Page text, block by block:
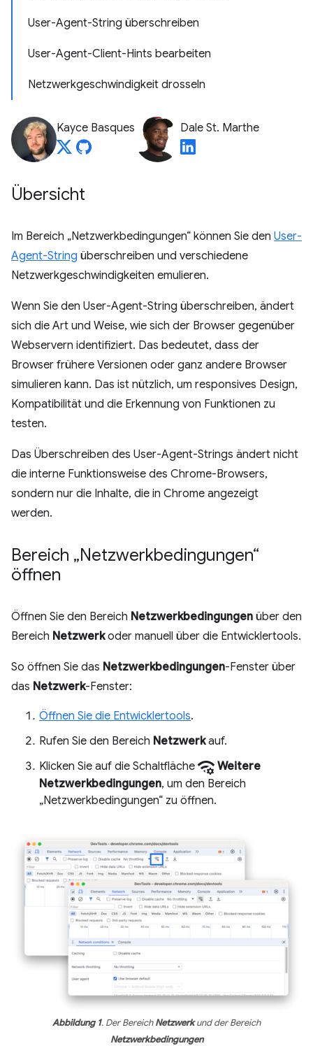
User-Agent-String überschreiben
User-Agent-Client-Hints bearbeiten
Netzwerkgeschwindigkeit drosseln
Kayce Basques Dale St. Marthe
Übersicht
Im Bereich „Netzwerkbedingungen“ können Sie den User-
Agent-String überschreiben und verschiedene
Netzwerkgeschwindigkeiten emulieren.
Wenn Sie den User-Agent-String überschreiben, ändert
sich die Art und Weise, wie sich der Browser gegenüber
Webservern identifiziert. Das bedeutet, dass der
Browser frühere Versionen oder ganz andere Browser
simulieren kann. Das ist nützlich, um responsives Design,
Kompatibilität und die Erkennung von Funktionen zu
testen.
Das Überschreiben des User-Agent-Strings ändert nicht
die interne Funktionsweise des Chrome-Browsers,
sondern nur die Inhalte, die in Chrome angezeigt
werden.
Bereich „Netzwerkbedingungen“
öffnen
Öffnen Sie den Bereich Netzwerkbedingungen über den
Bereich Netzwerkoder manuell über die Entwicklertools.
So öffnen Sie das Netzwerkbedingungen-Fenster über
das Netzwerk-Fenster:
Öffnen Sie die Entwicklertools.
Rufen Sie den Bereich Netzwerkauf.
Klicken Sie auf die Schaltflächenetwork_manage Weitere
Netzwerkbedingungen, um den Bereich
„Netzwerkbedingungen“ zu öffnen.
Abbildung 1. Der BereichNetzwerkund der Bereich
Netzwerkbedingungen